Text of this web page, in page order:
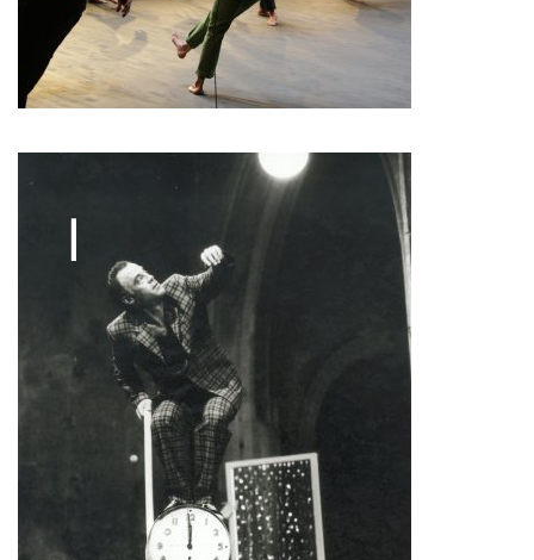
Filipe Lourenco François Bouteau
François Combemorel Françoise Rognerud
Frédéric Werlé
Gill Viandier Jean-Marc Fillet Jean-Pascal Gilly
Jean-Paul Bourel Jean-Pierre Larroche
Liliana Ferri
Marco Berrettini
Maria Eugenia Lopez Valenzuela
Maud Le Pladec
Maxime Gomard
Michèle Prélonge
Montaine Chevalier
Muriel Corbel
Pascal Gobin